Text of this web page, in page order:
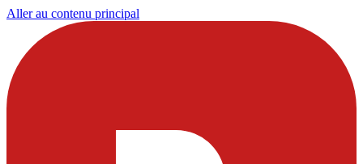
Aller au contenu principal